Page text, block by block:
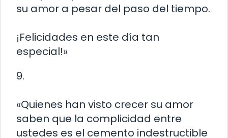
su amor a pesar del paso del tiempo.
¡Felicidades en este día tan
especial!»
9.
«Quienes han visto crecer su amor
saben que la complicidad entre
ustedes es el cemento indestructible